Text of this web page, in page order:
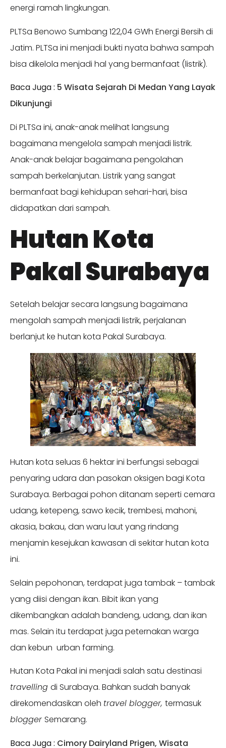
energi ramah lingkungan.
PLTSa Benowo Sumbang 122,04 GWh Energi Bersih di
Jatim. PLTSa ini menjadi bukti nyata bahwa sampah
bisa dikelola menjadi hal yang bermanfaat (listrik).
Baca Juga : 5 Wisata Sejarah Di Medan Yang Layak
Dikunjungi
Di PLTSa ini, anak-anak melihat langsung
bagaimana mengelola sampah menjadi listrik.
Anak-anak belajar bagaimana pengolahan
sampah berkelanjutan. Listrik yang sangat
bermanfaat bagi kehidupan sehari-hari, bisa
didapatkan dari sampah.
Hutan Kota
Pakal Surabaya
Setelah belajar secara langsung bagaimana
mengolah sampah menjadi listrik, perjalanan
berlanjut ke hutan kota Pakal Surabaya.
Hutan kota seluas 6 hektar ini berfungsi sebagai
penyaring udara dan pasokan oksigen bagi Kota
Surabaya. Berbagai pohon ditanam seperti cemara
udang, ketepeng, sawo kecik, trembesi, mahoni,
akasia, bakau, dan waru laut yang rindang
menjamin kesejukan kawasan di sekitar hutan kota
ini.
Selain pepohonan, terdapat juga tambak – tambak
yang diisi dengan ikan. Bibit ikan yang
dikembangkan adalah bandeng, udang, dan ikan
mas. Selain itu terdapat juga peternakan warga
dan kebun urban farming.
Hutan Kota Pakal ini menjadi salah satu destinasi
travelling di Surabaya. Bahkan sudah banyak
direkomendasikan oleh travel blogger, termasuk
blogger Semarang.
Baca Juga : Cimory Dairyland Prigen, Wisata